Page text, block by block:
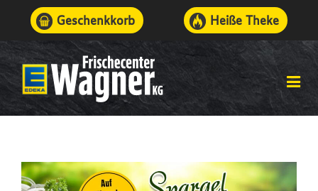
Geschenkkorb Heiße Theke